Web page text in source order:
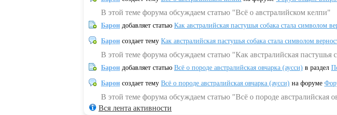
В этой теме форума обсуждаем статью "Всё о австралийском келпи"
Барон добавляет статью Как австралийская пастушья собака стала символом
Барон создает тему Как австралийская пастушья собака стала символом
В этой теме форума обсуждаем статью "Как австралийская пастушья
Барон добавляет статью Всё о породе австралийская овчарка (аусси) в раздел
Барон создает тему Всё о породе австралийская овчарка (аусси) на форуме
В этой теме форума обсуждаем статью "Всё о породе австралийская
Вся лента активности